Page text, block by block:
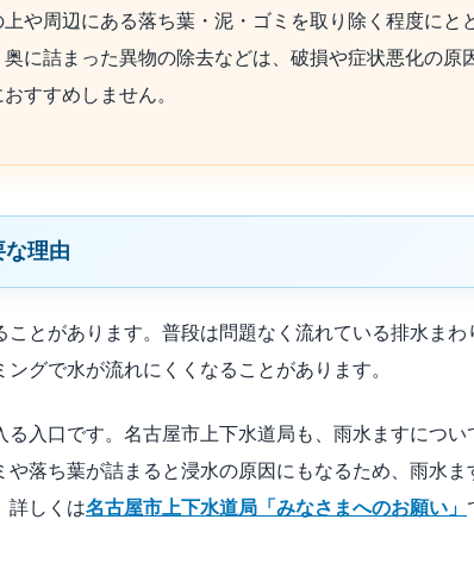
や周辺にある落ち葉・泥・ゴミを取り除く程度にと
に詰まった異物の除去などは、破損や症状悪化の原
すすめしません。
理由
とがあります。普段は問題なく流れている排水まわ
グで水が流れにくくなることがあります。
入口です。名古屋市上下水道局も、雨水ますについ
や落ち葉が詰まると浸水の原因にもなるため、雨水ま
詳しくは名古屋市上下水道局「みなさまへのお願い」